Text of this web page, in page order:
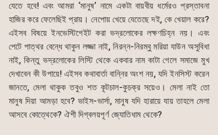
যেতে হবে! এবং আমরা ‘মানুষ’ নামে একটা বায়বীয় ধর্মেরও প্রস্তাবনা
হাজির করে ফেলেছিই প্রায়। নেপোয় খেয়ে যেতেছে দই, কে খেয়াল করে?
এইসব বিষয়ে ইনভেস্টিগেইট করা ভদ্রলোকের লক্ষণচিহ্ন নয়। এবং
পেটে পাত্থর বেন্ধে থাকুন লজ্জা নাই, নিরন্ন-নিরম্বু মরিয়া যাউন অসুবিধা
নাই, কিন্তু ভদ্রলোকের লিস্টি থেকে একবার নাম কাটা গেলে সমাজে মুখ
দেখাবেন কী উপায়ে! এইসব কথাবার্তা বান্নির অংশ নয়, যদি ইনসিস্ট করেন
জানতে, মেলা থাকুক তবুও শত কূটচাল-কুচক্র সয়েও। মেলা নাই তো
মানুষ দিয়া আমড়া হবে? ভাইস-ভার্সা, মানুষ যদি হারায়ে যায় তাহলে মেলা
আসবে কোত্থেকে? ঐশী দিগ্বলয়পূর্ণ জ্যোতিধাম থেকে?